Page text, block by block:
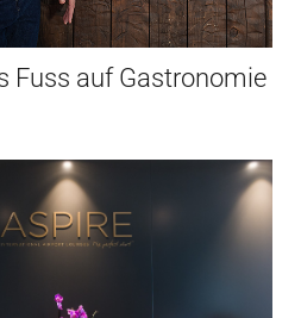
Fuss auf Gastronomie